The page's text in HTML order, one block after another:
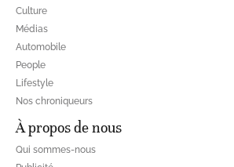
Culture
Médias
Automobile
People
Lifestyle
Nos chroniqueurs
À propos de nous
Qui sommes-nous